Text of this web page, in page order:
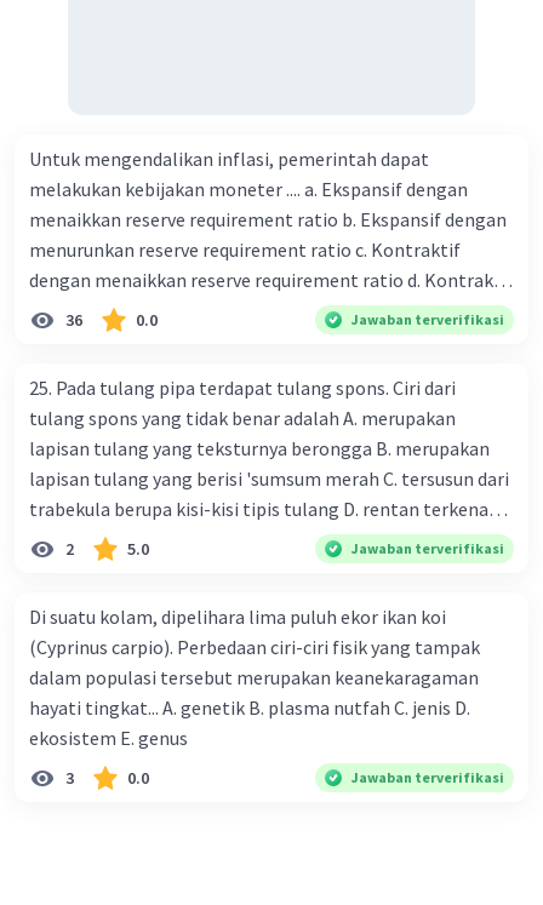
Untuk mengendalikan inflasi, pemerintah dapat
melakukan kebijakan moneter .... a. Ekspansif dengan
menaikkan reserve requirement ratio b. Ekspansif dengan
menurunkan reserve requirement ratio c. Kontraktif
dengan menaikkan reserve requirement ratio d. Kontraktif
dengan menurunkan reserve requirement ratio e.
Ekspansif dengan menaikkan tingkat diskonto Bila Bank
ceteris paribus maka .... a. Menimbulkan inflasi di mana
bentuk kurva jumlah uang beredar (penawaran uang) naik
dari kiri bawah ke kanan atas b. Menimbulkan deflasi di
mana bentuk kurva jumlah uang beredar (penawaran
uang) naik dari kiri bawah ke kanan atas c. Tingkat bunga
meningkat di mana bentuk kurva jumlah uang beredar
Tingkat bunga turun di mana bentuk kurva jumlah uang
beredar (penawaran uang) naik dari kiri bawah ke kanan
atas e. Tingkat bunga turun di mana bentuk kurva jumlah
uang beredar (penawaran uang) vertikal Kebijakan fiskal
kontraktif dilakukan dengan cara .... a. Menurunkan
pengeluaran pemerintah (G), menambah pembayaran
transfer (Tr) dan meningkatkan pemungutan pajak (Tx) b.
36 0.0 Jawaban terverifikasi
25. Pada tulang pipa terdapat tulang spons. Ciri dari
tulang spons yang tidak benar adalah A. merupakan
lapisan tulang yang teksturnya berongga B. merupakan
lapisan tulang yang berisi 'sumsum merah C. tersusun dari
trabekula berupa kisi-kisi tipis tulang D. rentan terkena
dampak osteoporosis setelah menopause E. mengandung
banyak kalsium fosfat dan kalsium karbonat
2 5.0 Jawaban terverifikasi
Di suatu kolam, dipelihara lima puluh ekor ikan koi
(Cyprinus carpio). Perbedaan ciri-ciri fisik yang tampak
dalam populasi tersebut merupakan keanekaragaman
hayati tingkat... A. genetik B. plasma nutfah C. jenis D.
ekosistem E. genus
3 0.0 Jawaban terverifikasi